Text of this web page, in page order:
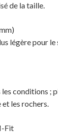
de la taille.
légère pour le
conditions ;
et les rochers.
Fit